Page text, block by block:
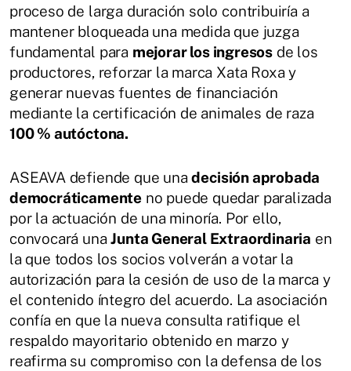
proceso de larga duración solo contribuiría a
mantener bloqueada una medida que juzga
fundamental para mejorar los ingresosde los
productores, reforzar la marca Xata Roxa y
generar nuevas fuentes de financiación
mediante la certificación de animales de raza
100 % autóctona.
ASEAVA defiende que unadecisión aprobada
democráticamenteno puede quedar paralizada
por la actuación de una minoría. Por ello,
convocará unaJunta General Extraordinaria en
la que todos los socios volverán a votar la
autorización para la cesión de uso de la marca y
el contenido íntegro del acuerdo. La asociación
confía en que la nueva consulta ratifique el
respaldo mayoritario obtenido en marzo y
reafirma su compromiso con la defensa de los